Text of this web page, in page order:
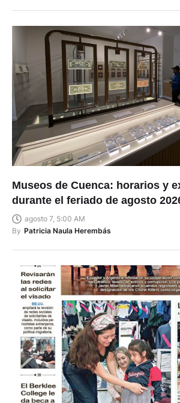
Museos de Cuenca: horarios y
durante el feriado de agosto
agosto 7, 5:00 AM
By Patricia Naula Herembás